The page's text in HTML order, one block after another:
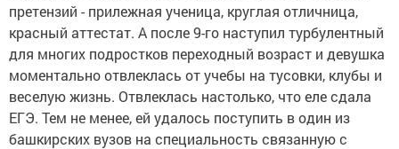
претензий - прилежная ученица, круглая отличница,
красный аттестат. А после 9-го наступил турбулентный
для многих подростков переходный возраст и девушка
моментально отвлеклась от учебы на тусовки, клубы и
веселую жизнь. Отвлеклась настолько, что еле сдала
ЕГЭ. Тем не менее, ей удалось поступить в один из
башкирских вузов на специальность связанную с